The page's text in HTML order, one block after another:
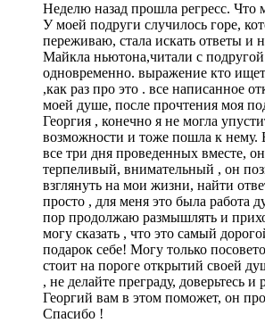
Неделю назад прошла регресс. Что
У моей подруги случилось горе,
переживаю, стала искать ответы и
Майкла ньютона,читали с подругой
одновременно. выражение кто
,как раз про это . все написанное
моей душе, после прочтения моя
Георгия , конечно я не могла
возможности и тоже пошла к нему.
все три дня проведенных вместе,
терпеливый, внимательный , он
взглянуть на мои жизни, найти
просто , для меня это была работа
пор продолжаю размышлять и
могу сказать , что это самый
подарок себе! Могу только
стоит на пороге открытий своей
, не делайте преграду, доверьтесь и
Георгий вам в этом поможет, он
Спасибо !